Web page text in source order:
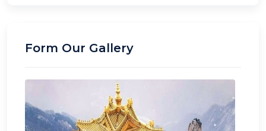
Form Our Gallery